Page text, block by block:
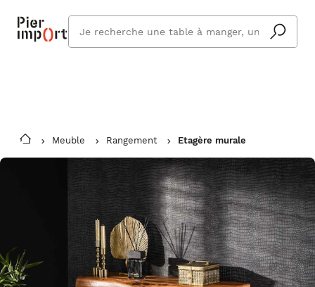
Vous êtes absent ? Pier Import s'adapte
et vous livre à votre retour.
En savoir plus
cherchez
vous ?
Meuble Rangement Etagère murale